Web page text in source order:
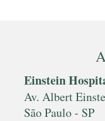
Einstein
Av. Albert
São Paulo - SP